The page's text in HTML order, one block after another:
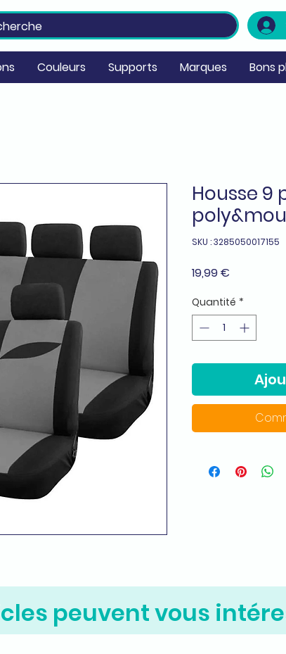
Couleurs Supports Marques Bons
Housse 9
SKU : 3285050017155
19,99 €
Quantité *
peuvent vous